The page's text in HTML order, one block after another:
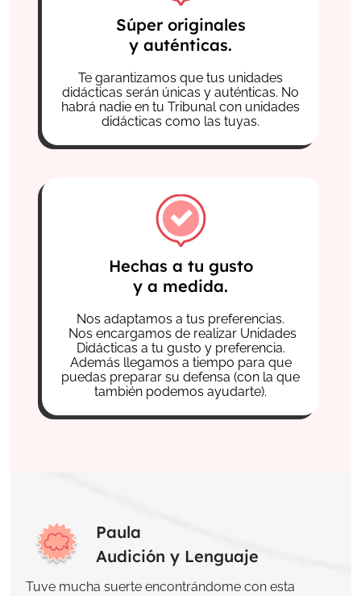
Súper originales
y auténticas.
Te garantizamos que tus unidades
didácticas serán únicas y auténticas. No
habrá nadie en tu Tribunal con unidades
didácticas como las tuyas.
Hechas a tu gusto
y a medida.
Nos adaptamos a tus preferencias.
Nos encargamos de realizar Unidades
Didácticas a tu gusto y preferencia.
Además llegamos a tiempo para que
puedas preparar su defensa (con la que
también podemos ayudarte).
Paula
Audición y Lenguaje
Tuve mucha suerte encontrándome con esta